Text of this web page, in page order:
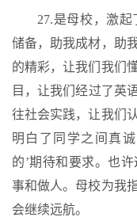
27.是母校，激
储备，助我成材，助
的精彩，让我们我们
目，让我们经过了英
往社会实践，让我们
明白了同学之间真
的’期待和要求。也
事和做人。母校为我
会继续远航。